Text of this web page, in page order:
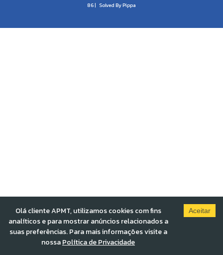
86 | Solved By Pippa
Olá cliente APMT, utilizamos cookies com fins
analíticos e para mostrar anúncios relacionados a
suas preferências. Para mais informações visite a
nossaPolítica de Privacidade
Aceitar